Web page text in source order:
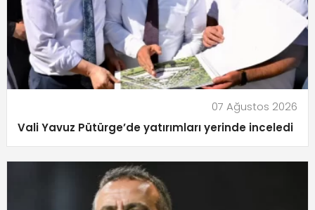
07 Ağustos 2026
Vali Yavuz Pütürge’de yatırımları yerinde inceledi